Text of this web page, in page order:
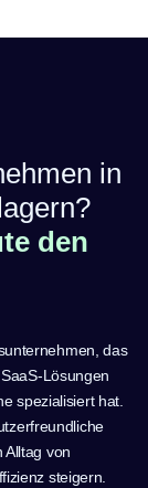
in
den
das
Lösungen
spezialisiert hat.
Alltag von
steigern.